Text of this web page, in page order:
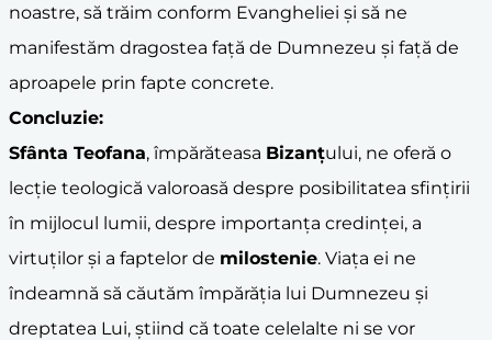
noastre, să trăim conform Evangheliei și să ne
manifestăm dragostea față de Dumnezeu și față de
aproapele prin fapte concrete.
Concluzie:
Sfânta Teofana, împărăteasa Bizanțului, ne oferă o
lecție teologică valoroasă despre posibilitatea sfințirii
în mijlocul lumii, despre importanța credinței, a
virtuților și a faptelor de milostenie. Viața ei ne
îndeamnă să căutăm împărăția lui Dumnezeu și
dreptatea Lui, știind că toate celelalte ni se vor